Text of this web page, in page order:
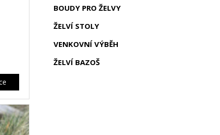
BOUDY PRO ŽELVY
ŽELVÍ STOLY
VENKOVNÍ VÝBĚH
ŽELVÍ BAZOŠ